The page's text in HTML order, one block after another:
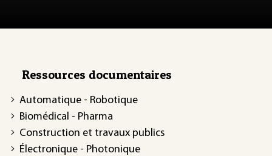
Ressources documentaires
Automatique - Robotique
Biomédical - Pharma
Construction et travaux publics
Électronique - Photonique